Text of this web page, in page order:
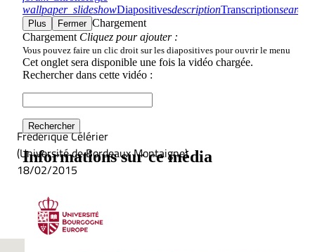
Frédérique Célérier
(Université de Bordeaux Montaigne)
18/02/2015